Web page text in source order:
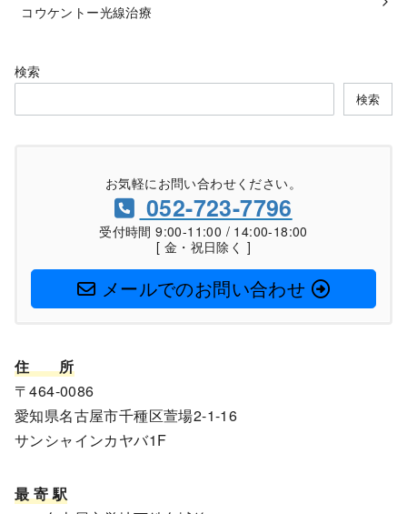
コウケントー光線治療
検索
検索
お気軽にお問い合わせください。
052-723-7796
受付時間 9:00-11:00 / 14:00-18:00
[ 金・祝日除く ]
メールでのお問い合わせ
住
所
〒464-0086
愛知県名古屋市千種区萱場2-1-16
サンシャインカヤバ1F
最 寄 駅